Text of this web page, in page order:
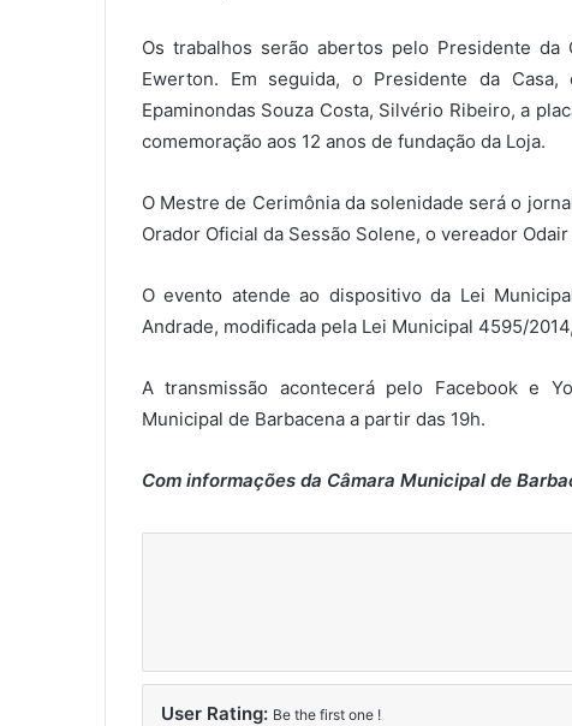
Os trabalhos serão abertos pelo Presidente da
Ewerton. Em seguida, o Presidente da
Epaminondas Souza Costa, Silvério Ribeiro, a
comemoração aos 12 anos de fundação da Loja.
O Mestre de Cerimônia da solenidade será o
Orador Oficial da Sessão Solene, o vereador
O evento atende ao dispositivo da Lei
Andrade, modificada pela Lei Municipal 4595/
A transmissão acontecerá pelo Facebook e
Municipal de Barbacena a partir das 19h.
Com informações da Câmara Municipal de
User Rating: Be the first one !